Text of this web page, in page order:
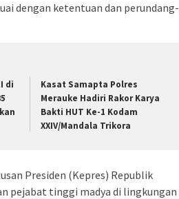
dengan ketentuan dan perundang-
di
Kasat Samapta Polres
Merauke Hadiri Rakor Karya
Bakti HUT Ke-1 Kodam
XXIV/Mandala Trikora
Presiden (Kepres) Republik
pejabat tinggi madya di lingkungan